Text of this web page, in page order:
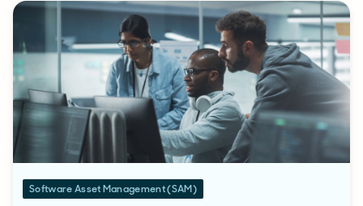
Software Asset Management (SAM)